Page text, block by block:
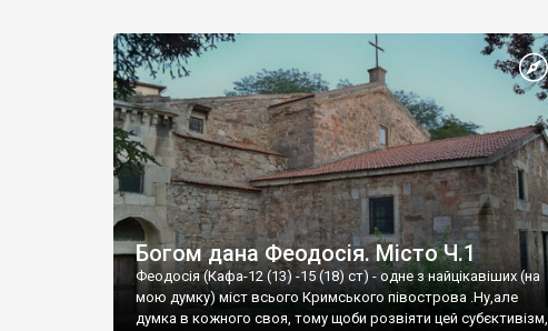
Богом дана Феодосія. Місто Ч.1
Феодосія (Кафа-12 (13) -15 (18) ст) - одне з найцікавіших (на
мою думку) міст всього Кримського півострова .Ну,але
думка в кожного своя, тому щоби розвіяти цей субєктивізм,